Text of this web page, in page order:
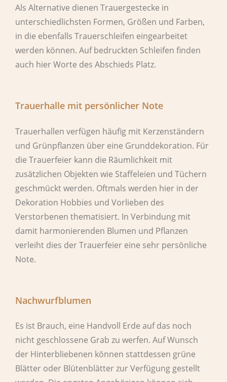
Als Alternative dienen Trauergestecke in
unterschiedlichsten Formen, Größen und Farben,
in die ebenfalls Trauerschleifen eingearbeitet
werden können. Auf bedruckten Schleifen finden
auch hier Worte des Abschieds Platz.
Trauerhalle mit persönlicher Note
Trauerhallen verfügen häufig mit Kerzenständern
und Grünpflanzen über eine Grunddekoration. Für
die Trauerfeier kann die Räumlichkeit mit
zusätzlichen Objekten wie Staffeleien und Tüchern
geschmückt werden. Oftmals werden hier in der
Dekoration Hobbies und Vorlieben des
Verstorbenen thematisiert. In Verbindung mit
damit harmonierenden Blumen und Pflanzen
verleiht dies der Trauerfeier eine sehr persönliche
Note.
Nachwurfblumen
Es ist Brauch, eine Handvoll Erde auf das noch
nicht geschlossene Grab zu werfen. Auf Wunsch
der Hinterbliebenen können stattdessen grüne
Blätter oder Blütenblätter zur Verfügung gestellt